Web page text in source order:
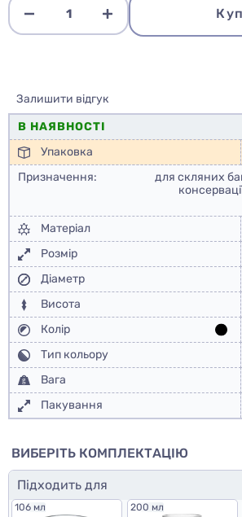
Залишити відгук
В НАЯВНОСТІ
Упаковка
Призначення:
для скляних
Матеріал
Розмір
Діаметр
Висота
Колір
Тип кольору
Вага
Пакування
ВИБЕРІТЬ КОМПЛЕКТАЦІЮ
Підходить для
106 мл 200 мл